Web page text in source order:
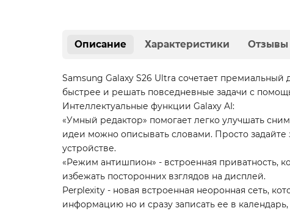
Описание Характеристики Отзывы
Samsung Galaxy S26 Ultra сочетает
быстрее и решать повседневные задачи с
Интеллектуальные функции Galaxy AI:
«Умный редактор» помогает легко улучшать
идеи можно описывать словами. Просто задайте
устройстве.
«Режим антишпион» - встроенная приватность,
избежать посторонних взглядов на дисплей.
Perplexity - новая встроенная неоронная сеть,
информацию но и сразу записать ее в